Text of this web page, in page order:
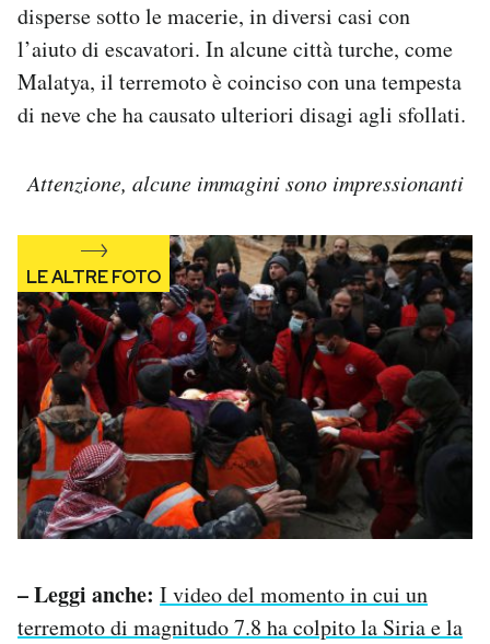
Regala il Post
Hai bisogno di aiuto?
Esci
disperse sotto le macerie, in diversi casi con
l’aiuto di escavatori. In alcune città turche, come
Malatya, il terremoto è coinciso con una tempesta
di neve che ha causato ulteriori disagi agli sfollati.
Attenzione, alcune immagini sono impressionanti
– Leggi anche: I video del momento in cui un
terremoto di magnitudo 7.8 ha colpito la Siria e la